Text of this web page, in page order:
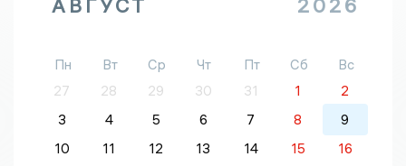
АВГУСТ 2026
Пн Вт Ср Чт Пт Сб
Вс
27
28 29 30 31 1
2
3
4 5 6 7 8
9
10
11 12 13 14 15
16